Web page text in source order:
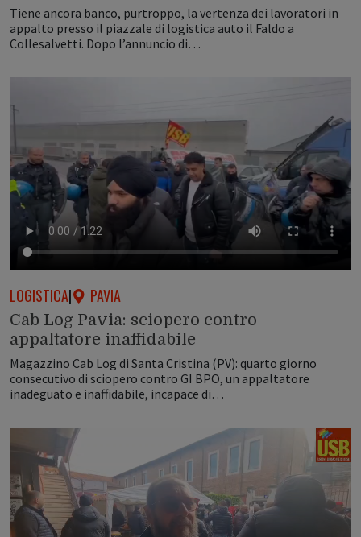
Tiene ancora banco, purtroppo, la vertenza dei lavoratori in
appalto presso il piazzale di logistica auto il Faldo a
Collesalvetti. Dopo l’annuncio di…
LOGISTICA| PAVIA
Cab Log Pavia: sciopero contro
appaltatore inaffidabile
Magazzino Cab Log di Santa Cristina (PV): quarto giorno
consecutivo di sciopero contro GI BPO, un appaltatore
inadeguato e inaffidabile, incapace di…